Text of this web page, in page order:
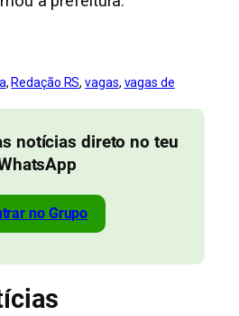
, Redação RS, vagas, vagas de
notícias direto no teu
no Grupo